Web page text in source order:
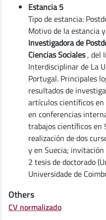
Estancia 5
Tipo de estancia:
Motivo de la estancia
Investigadora de
Ciencias Sociales, del
Interdisciplinar de La
Portugal. Principales
resultados de
artículos científicos
en conferencias
trabajos científicos en
realización de dos
y en Suecia;
2 tesis de doctorado
Universidade de
Others
CV normalizado